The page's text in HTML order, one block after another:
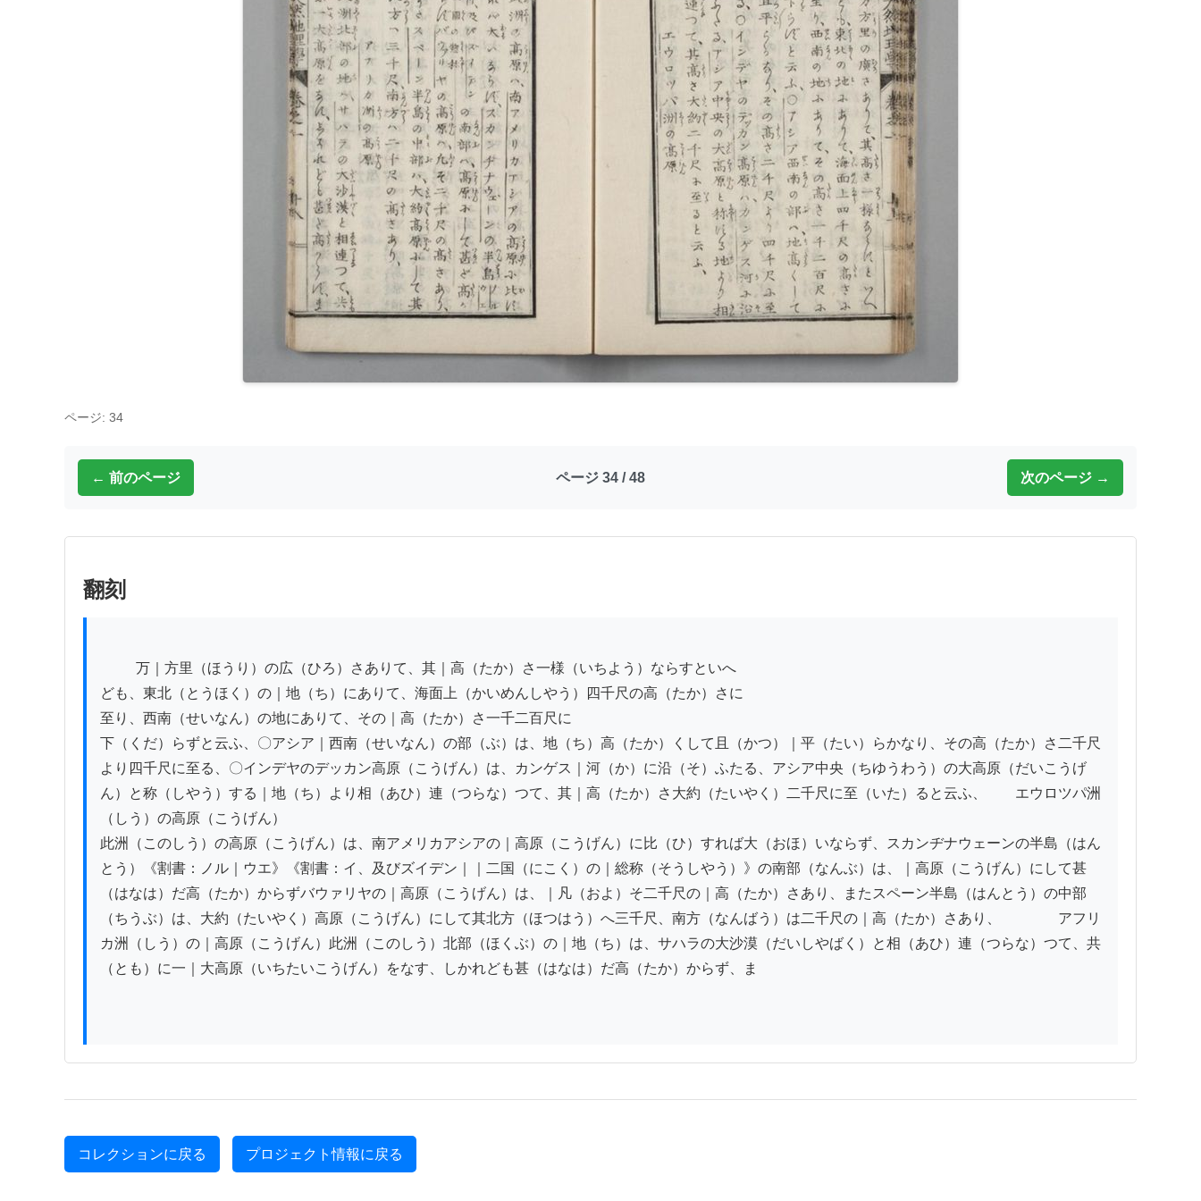
ページ: 34
← 前のページ ページ 34 / 48 次のページ →
翻刻
ども、東北（とうほく）の｜地（ち）にありて、海面上（かいめんしやう）四千尺の高（たか）さに
至り、西南（せいなん）の地にありて、その｜高（たか）さ一千二百尺に
下（くだ）らずと云ふ、〇アシア｜西南（せいなん）の部（ぶ）は、地（ち）高（たか）くして且（かつ）｜平（たい）らかなり、その高（たか）さ二千尺
より四千尺に至る、〇インデヤのデッカン高原（こうげん）は、カンゲス｜河（か）に沿（そ）ふたる、アシア中央（ちゆうわう）の大高原（だいこうげ
ん）と称（しやう）する｜地（ち）より相（あひ）連（つらな）つて、其｜高（たか）さ大約（たいやく）二千尺に至（いた）ると云ふ、　　エウロツパ洲
（しう）の高原（こうげん）
此洲（このしう）の高原（こうげん）は、南アメリカアシアの｜高原（こうげん）に比（ひ）すれば大（おほ）いならず、スカンヂナウェーンの半島（はん
とう）《割書：ノル｜ウエ》《割書：イ、及びズイデン｜｜二国（にこく）の｜総称（そうしやう）》の南部（なんぶ）は、｜高原（こうげん）にして甚
（はなは）だ高（たか）からずバウァリヤの｜高原（こうげん）は、｜凡（およ）そ二千尺の｜高（たか）さあり、またスペーン半島（はんとう）の中部
（ちうぶ）は、大約（たいやく）高原（こうげん）にして其北方（ほつはう）へ三千尺、南方（なんばう）は二千尺の｜高（たか）さあり、　　　　アフリ
カ洲（しう）の｜高原（こうげん）此洲（このしう）北部（ほくぶ）の｜地（ち）は、サハラの大沙漠（だいしやばく）と相（あひ）連（つらな）つて、共
（とも）に一｜大高原（いちたいこうげん）をなす、しかれども甚（はなは）だ高（たか）からず、ま
コレクションに戻る プロジェクト情報に戻る